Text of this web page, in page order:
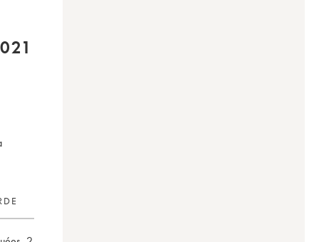
RICHARD LEROY 2021